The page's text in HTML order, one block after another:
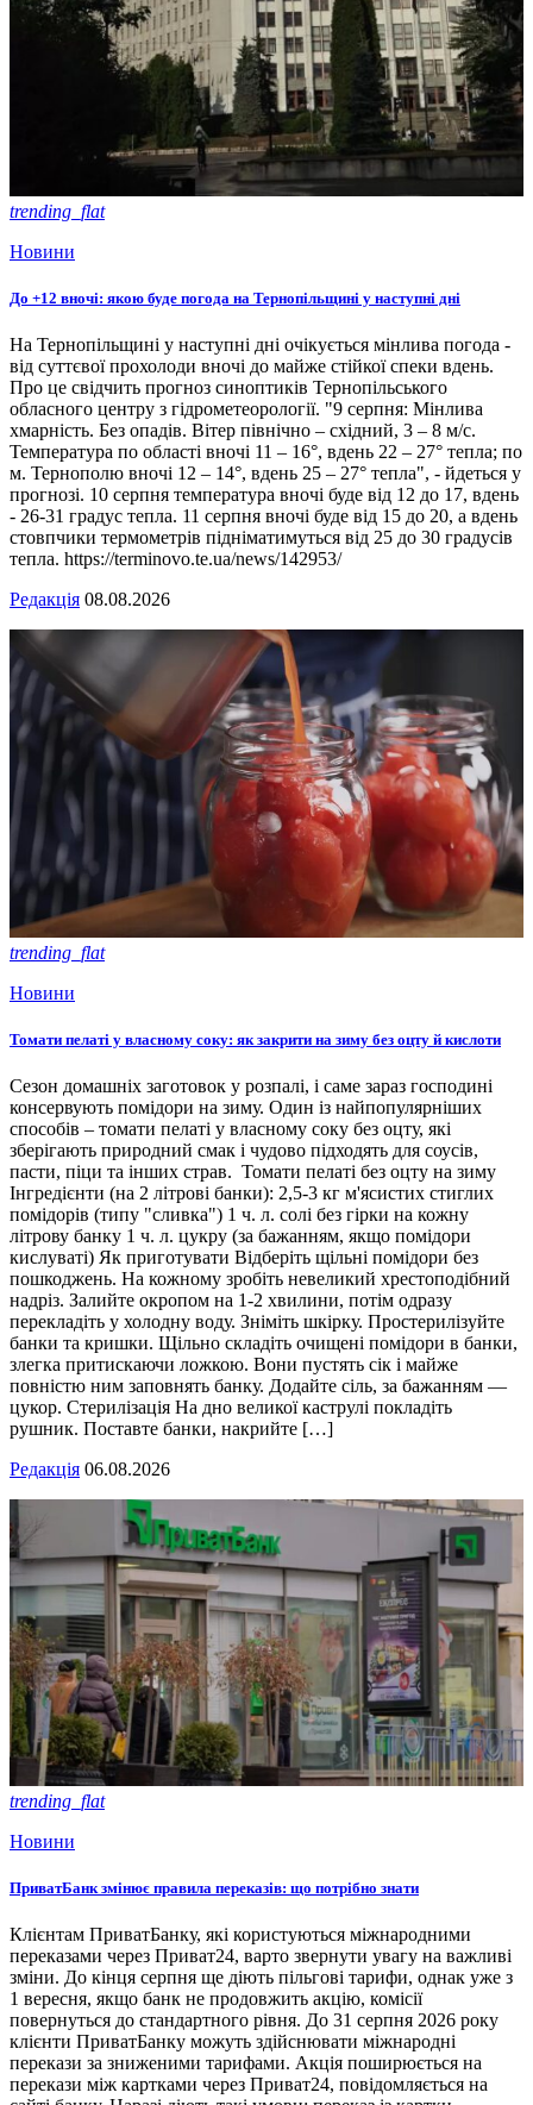
trending_flat
Новини
До +12 вночі: якою буде погода на Тернопільщині у наступні дні
На Тернопільщині у наступні дні очікується мінлива погода -
від суттєвої прохолоди вночі до майже стійкої спеки вдень.
Про це свідчить прогноз синоптиків Тернопільського
обласного центру з гідрометеорології. "9 серпня: Мінлива
хмарність. Без опадів. Вітер північно – східний, 3 – 8 м/с.
Температура по області вночі 11 – 16°, вдень 22 – 27° тепла; по
м. Тернополю вночі 12 – 14°, вдень 25 – 27° тепла", - йдеться у
прогнозі. 10 серпня температура вночі буде від 12 до 17, вдень
- 26-31 градус тепла. 11 серпня вночі буде від 15 до 20, а вдень
стовпчики термометрів підніматимуться від 25 до 30 градусів
тепла. https://terminovo.te.ua/news/142953/
Редакція 08.08.2026
trending_flat
Новини
Томати пелаті у власному соку: як закрити на зиму без оцту й кислоти
Сезон домашніх заготовок у розпалі, і саме зараз господині
консервують помідори на зиму. Один із найпопулярніших
способів – томати пелаті у власному соку без оцту, які
зберігають природний смак і чудово підходять для соусів,
пасти, піци та інших страв. Томати пелаті без оцту на зиму
Інгредієнти (на 2 літрові банки): 2,5-3 кг м'ясистих стиглих
помідорів (типу "сливка") 1 ч. л. солі без гірки на кожну
літрову банку 1 ч. л. цукру (за бажанням, якщо помідори
кислуваті) Як приготувати Відберіть щільні помідори без
пошкоджень. На кожному зробіть невеликий хрестоподібний
надріз. Залийте окропом на 1-2 хвилини, потім одразу
перекладіть у холодну воду. Зніміть шкірку. Простерилізуйте
банки та кришки. Щільно складіть очищені помідори в банки,
злегка притискаючи ложкою. Вони пустять сік і майже
повністю ним заповнять банку. Додайте сіль, за бажанням —
цукор. Стерилізація На дно великої каструлі покладіть
рушник. Поставте банки, накрийте […]
Редакція 06.08.2026
trending_flat
Новини
ПриватБанк змінює правила переказів: що потрібно знати
Клієнтам ПриватБанку, які користуються міжнародними
переказами через Приват24, варто звернути увагу на важливі
зміни. До кінця серпня ще діють пільгові тарифи, однак уже з
1 вересня, якщо банк не продовжить акцію, комісії
повернуться до стандартного рівня. До 31 серпня 2026 року
клієнти ПриватБанку можуть здійснювати міжнародні
перекази за зниженими тарифами. Акція поширюється на
перекази між картками через Приват24, повідомляється на